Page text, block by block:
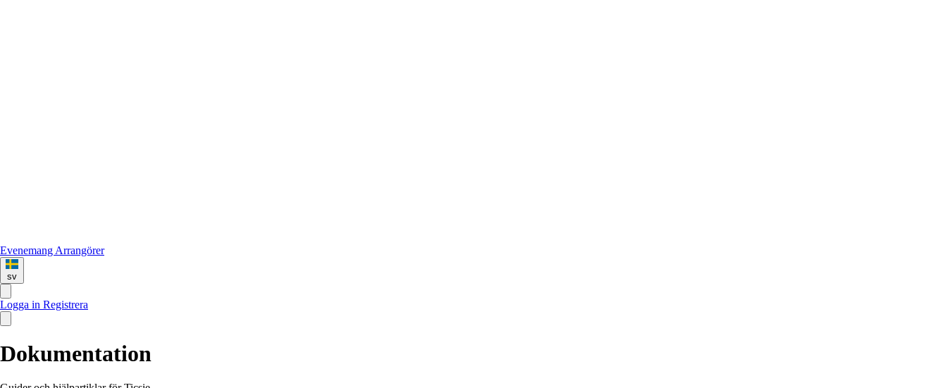
Evenemang Arrangörer
sv
Logga in Registrera
Dokumentation